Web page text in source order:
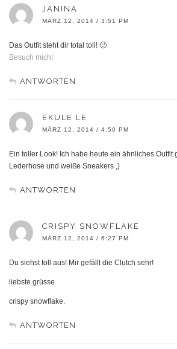
JANINA
MÄRZ 12, 2014 / 3:51 PM
Das Outfit steht dir total toll! 🙂
Besuch mich!
ANTWORTEN
EKULE LE
MÄRZ 12, 2014 / 4:50 PM
Ein toller Look! Ich habe heute ein ähnliches Outfit
Lederhose und weiße Sneakers ,)
ANTWORTEN
CRISPY SNOWFLAKE
MÄRZ 12, 2014 / 6:27 PM
Du siehst toll aus! Mir gefällt die Clutch sehr!
liebste grüsse
crispy snowflake.
ANTWORTEN